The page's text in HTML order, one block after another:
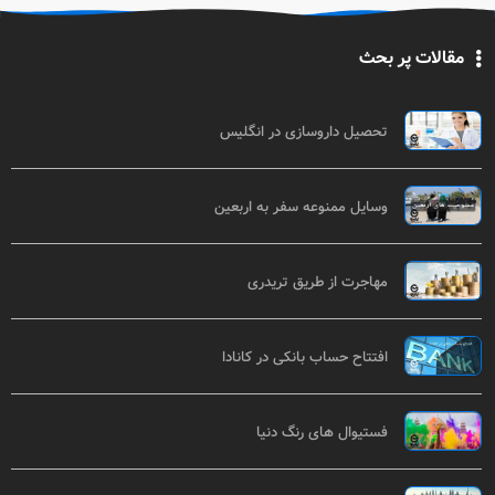
مقالات پر بحث
تحصیل داروسازی در انگلیس
وسایل ممنوعه سفر به اربعین
مهاجرت از طریق تریدری
افتتاح حساب بانکی در کانادا
فستیوال های رنگ دنیا